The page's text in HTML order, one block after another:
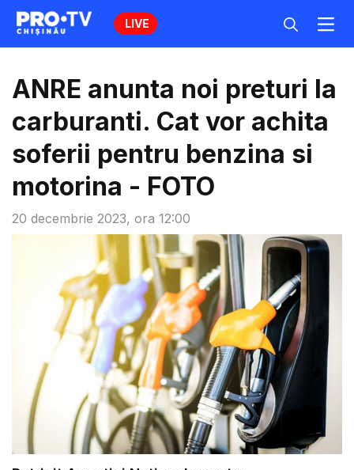
LIVE
20 decembrie 2023, ora 12:00
ANRE anunta noi preturi la
carburanti. Cat vor achita
soferii pentru benzina si
motorina - FOTO